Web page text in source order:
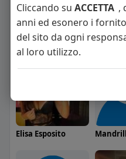
Alex / Sara Rimin
Elisa Esposito
Cliccando su ACCETTA ,
anni ed esonero i
del sito da ogni
al loro utilizzo.